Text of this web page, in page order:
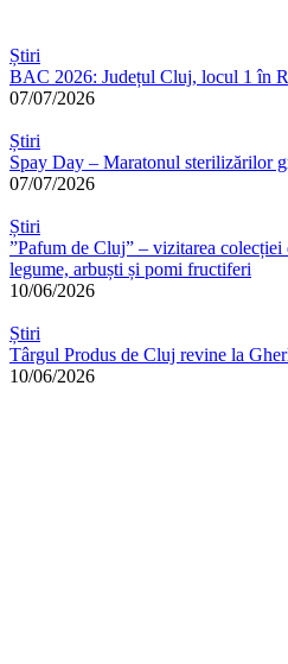
Știri
BAC 2026: Județul Cluj, locul 1 în
07/07/2026
Știri
Spay Day – Maratonul sterilizărilor
07/07/2026
Știri
”Pafum de Cluj” – vizitarea
legume, arbuști și pomi fructiferi
10/06/2026
Știri
Târgul Produs de Cluj revine la
10/06/2026